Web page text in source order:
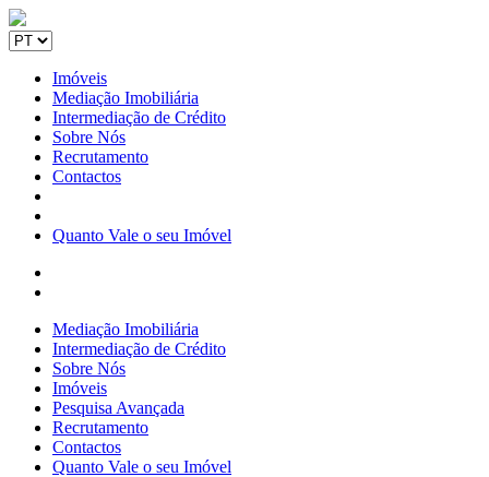
Imóveis
Mediação Imobiliária
Intermediação de Crédito
Sobre Nós
Recrutamento
Contactos
Quanto Vale o seu Imóvel
Mediação Imobiliária
Intermediação de Crédito
Sobre Nós
Imóveis
Pesquisa Avançada
Recrutamento
Contactos
Quanto Vale o seu Imóvel